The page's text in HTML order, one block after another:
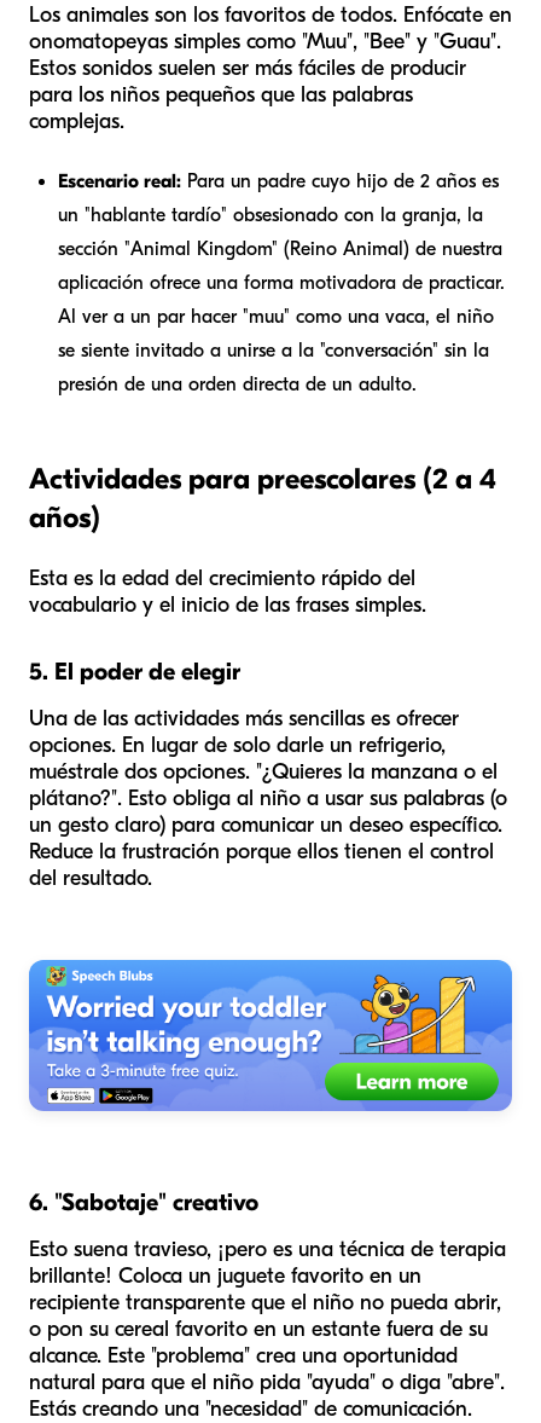
Los animales son los favoritos de todos. Enfócate en
onomatopeyas simples como "Muu", "Bee" y "Guau".
Estos sonidos suelen ser más fáciles de producir
para los niños pequeños que las palabras
complejas.
Escenario real: Para un padre cuyo hijo de 2 años es
un "hablante tardío" obsesionado con la granja, la
sección "Animal Kingdom" (Reino Animal) de nuestra
aplicación ofrece una forma motivadora de practicar.
Al ver a un par hacer "muu" como una vaca, el niño
se siente invitado a unirse a la "conversación" sin la
presión de una orden directa de un adulto.
Actividades para preescolares (2 a 4
años)
Esta es la edad del crecimiento rápido del
vocabulario y el inicio de las frases simples.
5. El poder de elegir
Una de las actividades más sencillas es ofrecer
opciones. En lugar de solo darle un refrigerio,
muéstrale dos opciones. "¿Quieres la manzana o el
plátano?". Esto obliga al niño a usar sus palabras (o
un gesto claro) para comunicar un deseo específico.
Reduce la frustración porque ellos tienen el control
del resultado.
6. "Sabotaje" creativo
Esto suena travieso, ¡pero es una técnica de terapia
brillante! Coloca un juguete favorito en un
recipiente transparente que el niño no pueda abrir,
o pon su cereal favorito en un estante fuera de su
alcance. Este "problema" crea una oportunidad
natural para que el niño pida "ayuda" o diga "abre".
Estás creando una "necesidad" de comunicación.